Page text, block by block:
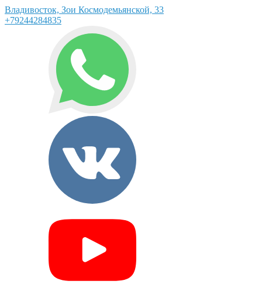
Владивосток, Зои Космодемьянской, 33
+79244284835